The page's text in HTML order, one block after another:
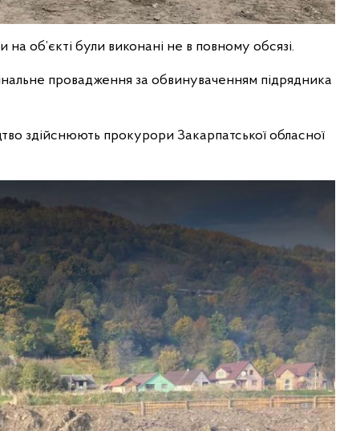
об’єкті були виконані не в повному обсязі.
провадження за обвинуваченням підрядника
здійснюють прокурори Закарпатської обласної